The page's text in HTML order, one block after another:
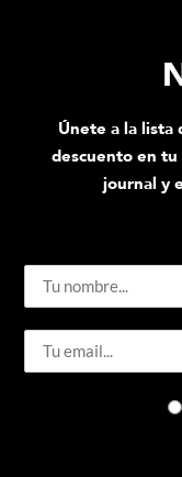
Únete a la lista
descuento en
journal y